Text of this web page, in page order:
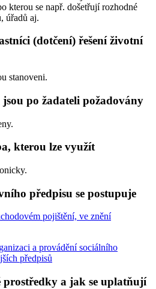
kterou se např. došetřují rozhodné
úřadů aj.
(dotčení) řešení životní
stanoveni.
po žadateli požadovány
kterou lze využít
předpisu se postupuje
pojištění, ve znění
a provádění sociálního
předpisů
prostředky a jak se uplatňují